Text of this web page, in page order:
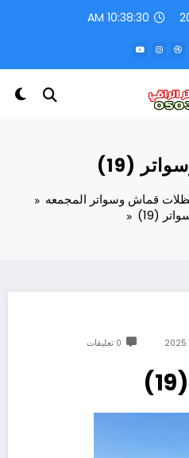
10:38:31 AM
(19)
قماش وسواتر المجمعه
(19)
0 تعليقات